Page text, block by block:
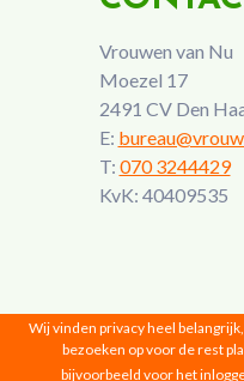
Vrouwen van Nu
Moezel 17
2491 CV Den
E:
T: 070 3244429
KvK: 40409535
Vrouwen van Nu
Wij vinden privacy heel
bezoeken op voor de rest
bijvoorbeeld voor het